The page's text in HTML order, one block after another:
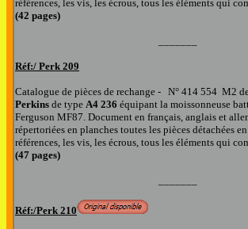
références, les vis, les écrous, tous les éléments qui
(42 pages)
Réf:/ Perk 209
Catalogue de pièces de rechange - N° 414 554 M2
Perkins de type A4 236 équipant la moissonneuse
Ferguson MF87. Document en français, anglais et
répertoriées en planches toutes les pièces détachées
références, les vis, les écrous, tous les éléments qui
(47 pages)
Réf:/Perk 210